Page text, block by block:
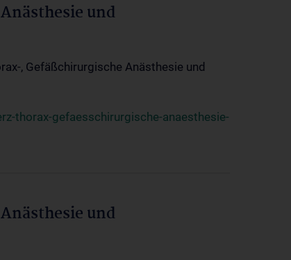
und
, Gefäßchirurgische Anästhesie und
thorax-gefaesschirurgische-anaesthesie-
und